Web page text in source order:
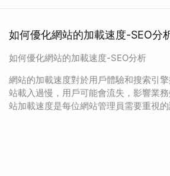
如何優化網站的加載速度-SEO分
如何優化網站的加載速度-SEO分析
網站的加載速度對於用戶體驗和搜索引
站載入過慢，用戶可能會流失，影響業
站加載速度是每位網站管理員需要重視的